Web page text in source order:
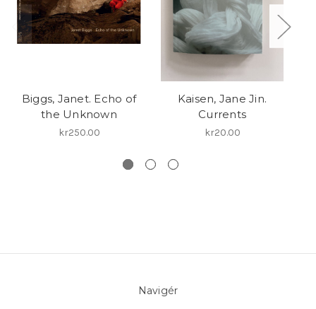
Biggs, Janet. Echo of
the Unknown
kr250.00
Kaisen, Jane Jin.
Currents
kr20.00
Navigér